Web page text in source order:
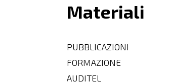
Materiali
PUBBLICAZIONI
FORMAZIONE
AUDITEL